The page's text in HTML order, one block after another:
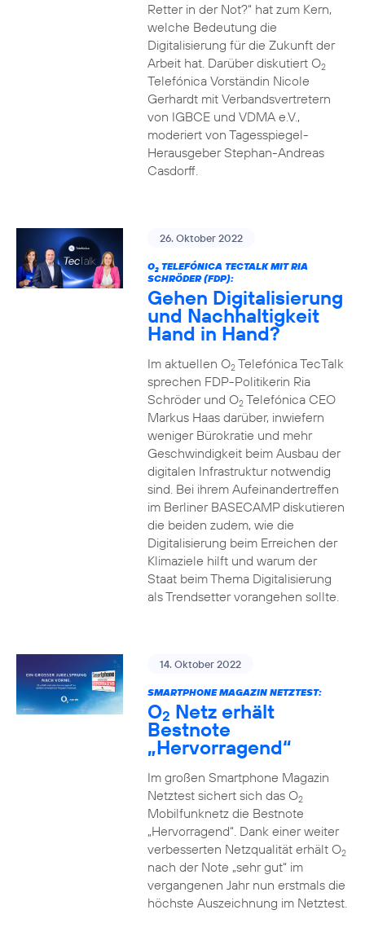
Retter in der Not?“ hat zum Kern,
welche Bedeutung die
Digitalisierung für die Zukunft der
Arbeit hat. Darüber diskutiert O2
Telefónica Vorständin Nicole
Gerhardt mit Verbandsvertretern
von IGBCE und VDMA e.V.,
moderiert von Tagesspiegel-
Herausgeber Stephan-Andreas
Casdorff.
26. Oktober 2022
O2TELEFÓNICA TECTALK MIT RIA
SCHRÖDER (FDP):
Gehen Digitalisierung
und Nachhaltigkeit
Hand in Hand?
Im aktuellen O2Telefónica TecTalk
sprechen FDP-Politikerin Ria
Schröder und O2Telefónica CEO
Markus Haas darüber, inwiefern
weniger Bürokratie und mehr
Geschwindigkeit beim Ausbau der
digitalen Infrastruktur notwendig
sind. Bei ihrem Aufeinandertreffen
im Berliner BASECAMP diskutieren
die beiden zudem, wie die
Digitalisierung beim Erreichen der
Klimaziele hilft und warum der
Staat beim Thema Digitalisierung
als Trendsetter vorangehen sollte.
14. Oktober 2022
SMARTPHONE MAGAZIN NETZTEST:
O2 Netz erhält
Bestnote
„Hervorragend“
Im großen Smartphone Magazin
Netztest sichert sich das O2
Mobilfunknetz die Bestnote
„Hervorragend“. Dank einer weiter
verbesserten Netzqualität erhält O2
nach der Note „sehr gut“ im
vergangenen Jahr nun erstmals die
höchste Auszeichnung im Netztest.